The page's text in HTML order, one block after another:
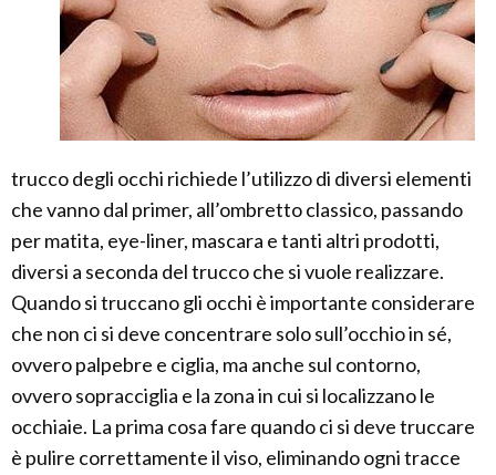
trucco degli occhi richiede l’utilizzo di diversi elementi
che vanno dal primer, all’ombretto classico, passando
per matita, eye-liner, mascara e tanti altri prodotti,
diversi a seconda del trucco che si vuole realizzare.
Quando si truccano gli occhi è importante considerare
che non ci si deve concentrare solo sull’occhio in sé,
ovvero palpebre e ciglia, ma anche sul contorno,
ovvero sopracciglia e la zona in cui si localizzano le
occhiaie. La prima cosa fare quando ci si deve truccare
è pulire correttamente il viso, eliminando ogni tracce